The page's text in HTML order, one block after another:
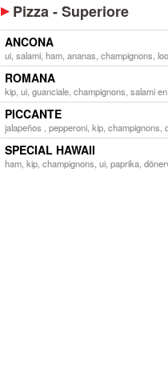
Pizza - Superiore
ANCONA
ui, salami, ham, ananas, champignons,
ROMANA
kip, ui, guanciale, champignons, salami
PICCANTE
jalapeños , pepperoni, kip,
SPECIAL HAWAII
ham, kip, champignons, ui, paprika,